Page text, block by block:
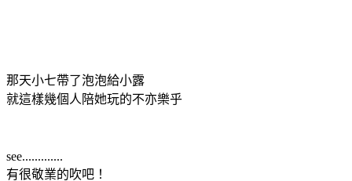
那天小七帶了泡泡給小露
就這樣幾個人陪她玩的不亦樂乎
see.............
有很敬業的吹吧！